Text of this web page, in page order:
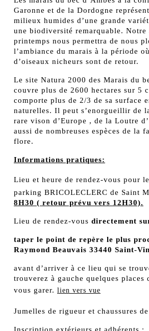
Garonne et de la Dordogne
milieux humides d’une grande
une biodiversité remarquable. Notre
printemps nous permettra de nous
l’ambiance du marais à la période
d’oiseaux nicheurs sont de retour.
Le site Natura 2000 des Marais du
couvre plus de 2600 hectares sur 5
comporte plus de 2/3 de sa surface
naturelles. Il peut s’enorgueillir de
rare vison d’Europe , de la Loutre
aussi de nombreuses espèces de la
flore.
Informations pratiques:
Lieu et heure de rendez-vous pour
parking BRICOLECLERC de Saint
8H30 ( retour prévu vers 12H30).
Lieu de rendez-vous directement
taper le point de repère le plus
Raymond Beauvais 33440 Saint-
avant d’arriver à ce lieu qui se
trouverez à gauche quelques places
vous garer. lien vers vue
Jumelles de rigueur et chaussures